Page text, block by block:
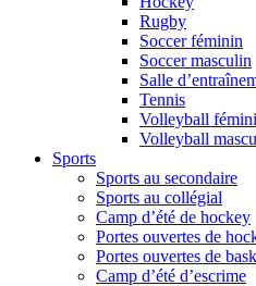
Rugby
Soccer féminin
Soccer masculin
Salle
Tennis
Volleyball
Volleyball
Sports
Sports au secondaire
Sports au collégial
Camp d’été de hockey
Portes ouvertes de
Portes ouvertes de
Camp d’été d’escrime